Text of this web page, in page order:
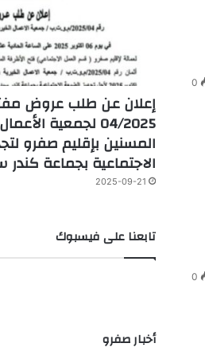
0
0
إعلان عن طلب عروض
04/2025 لجمعية
المسنين بإقليم صفرو
الاجتماعية بجماعة كندر
2025-09-21
تابعنا على فيسبوك
أخبار صفرو